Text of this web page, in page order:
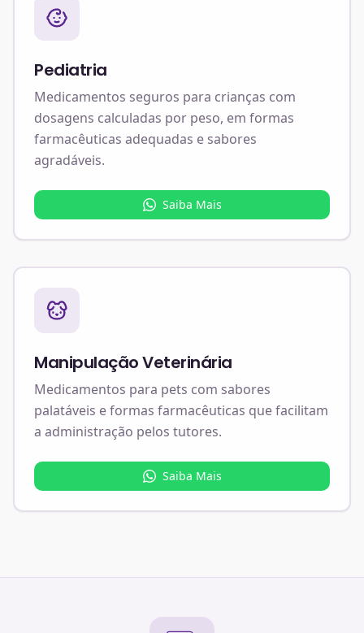
Pediatria
Medicamentos seguros para crianças com
dosagens calculadas por peso, em formas
farmacêuticas adequadas e sabores
agradáveis.
Saiba Mais
Manipulação Veterinária
Medicamentos para pets com sabores
palatáveis e formas farmacêuticas que facilitam
a administração pelos tutores.
Saiba Mais